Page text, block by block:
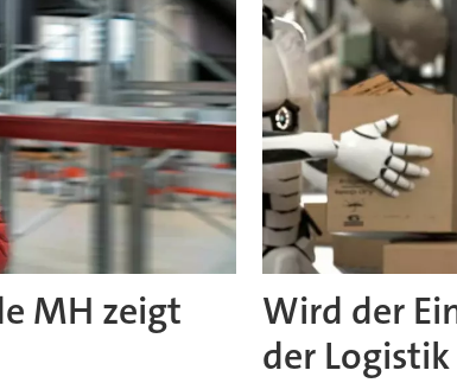
MH zeigt
Wird der
der Logistik